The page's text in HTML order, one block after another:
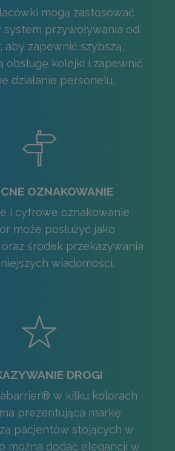
mogą zastosować
przywoływania od
aby zapewnić szybszą,
obsługę kolejki i zapewnić
działanie personelu.
OZNAKOWANIE
i cyfrowe oznakowanie
może posłużyć jako
środek przekazywania
wiadomości.
DROGI
w kilku kolorach
prezentująca markę
pacjentów stojących w
można dodać elegancji w